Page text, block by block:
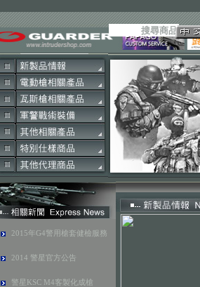
2015年G4警用槍套健檢服務
2014 警星官方公告
警星KSC M4客製化成槍